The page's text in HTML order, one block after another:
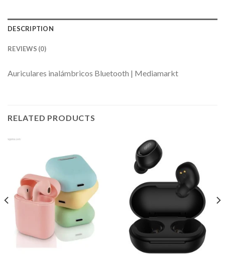
DESCRIPTION
REVIEWS (0)
Auriculares inalámbricos Bluetooth | Mediamarkt
RELATED PRODUCTS